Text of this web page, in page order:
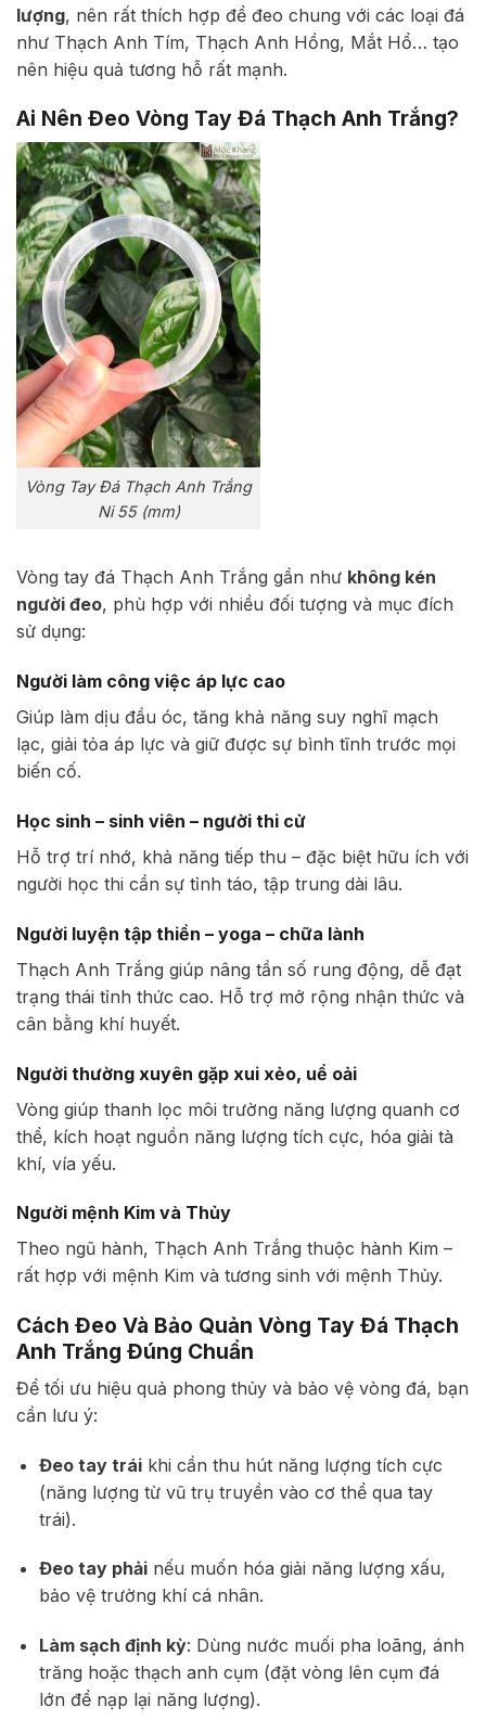
lượng, nên rất thích hợp để đeo chung với các loại đá
như Thạch Anh Tím, Thạch Anh Hồng, Mắt Hổ… tạo
nên hiệu quả tương hỗ rất mạnh.
Ai Nên Đeo Vòng Tay Đá Thạch Anh Trắng?
Vòng Tay Đá Thạch Anh Trắng
Ni 55 (mm)
Vòng tay đá Thạch Anh Trắng gần như không kén
người đeo, phù hợp với nhiều đối tượng và mục đích
sử dụng:
Người làm công việc áp lực cao
Giúp làm dịu đầu óc, tăng khả năng suy nghĩ mạch
lạc, giải tỏa áp lực và giữ được sự bình tĩnh trước mọi
biến cố.
Học sinh – sinh viên – người thi cử
Hỗ trợ trí nhớ, khả năng tiếp thu – đặc biệt hữu ích với
người học thi cần sự tỉnh táo, tập trung dài lâu.
Người luyện tập thiền – yoga – chữa lành
Thạch Anh Trắng giúp nâng tần số rung động, dễ đạt
trạng thái tỉnh thức cao. Hỗ trợ mở rộng nhận thức và
cân bằng khí huyết.
Người thường xuyên gặp xui xẻo, uể oải
Vòng giúp thanh lọc môi trường năng lượng quanh cơ
thể, kích hoạt nguồn năng lượng tích cực, hóa giải tà
khí, vía yếu.
Người mệnh Kim và Thủy
Theo ngũ hành, Thạch Anh Trắng thuộc hành Kim –
rất hợp với mệnh Kim và tương sinh với mệnh Thủy.
Cách Đeo Và Bảo Quản Vòng Tay Đá Thạch
Anh Trắng Đúng Chuẩn
Để tối ưu hiệu quả phong thủy và bảo vệ vòng đá, bạn
cần lưu ý:
Đeo tay tráikhi cần thu hút năng lượng tích cực
(năng lượng từ vũ trụ truyền vào cơ thể qua tay
trái).
Đeo tay phảinếu muốn hóa giải năng lượng xấu,
bảo vệ trường khí cá nhân.
Làm sạch định kỳ: Dùng nước muối pha loãng, ánh
trăng hoặc thạch anh cụm (đặt vòng lên cụm đá
lớn để nạp lại năng lượng).